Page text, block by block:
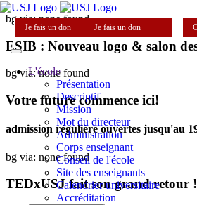
Je fais un don Je fais un don
L'école
Présentation
Descriptif
Mission
Mot du directeur
Administration
Corps enseignant
Conseil de l'école
Site des enseignants
Calendrier universitaire
Accréditation
bg via: none found
ESIB : Nouveau logo & salon
bg via: none found
Votre future commence ici!
admission régulière ouvertes jusqu'au
bg via: none found
TEDxUSJ fait son grand retour !